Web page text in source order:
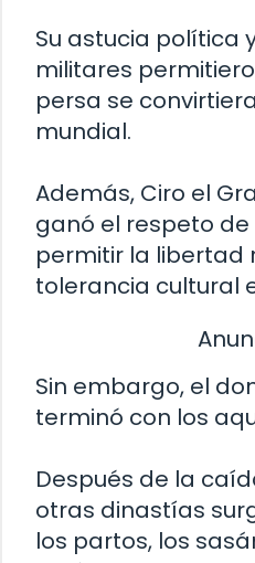
Su astucia política
militares
persa se
mundial.
Además, Ciro el
ganó el respeto de
permitir la libertad
tolerancia cultural
Sin embargo, el
terminó con los
Después de la
otras dinastías
los partos, los